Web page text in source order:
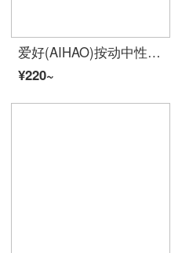
爱好(AIHAO)按动中性笔0.5mm子弹头黑色中性笔水笔签字笔0.5中性笔办公笔X97
¥220~